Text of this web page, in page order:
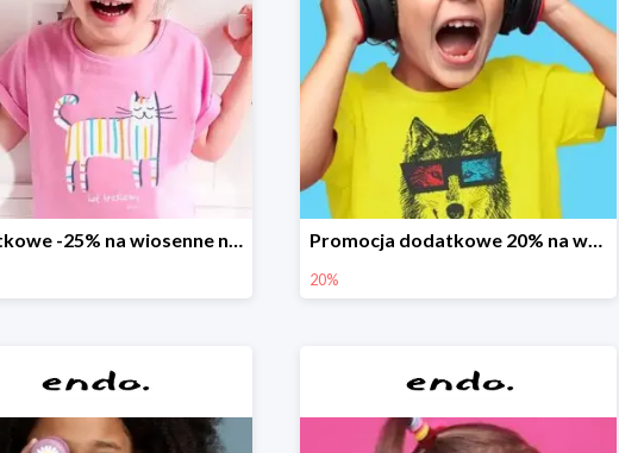
Dodatkowe -25% na wiosenne nowości Promocja dodatkowe 20% na wszystko
20%